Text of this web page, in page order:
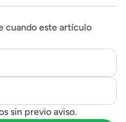
cuando este artículo